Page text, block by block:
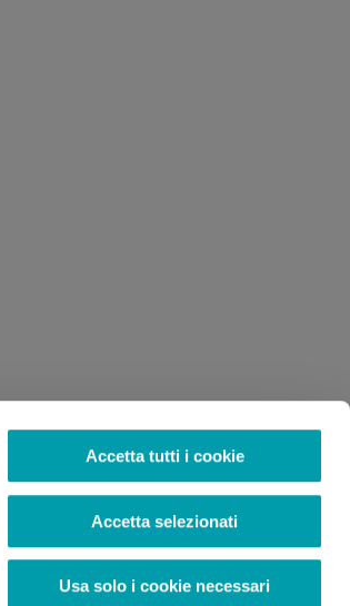
Accetta tutti i cookie
Accetta selezionati
Usa solo i cookie necessari